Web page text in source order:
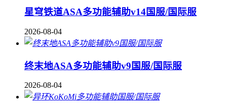
星穹铁道ASA多功能辅助v14国服/国际服
2026-08-04
终末地ASA多功能辅助v9国服/国际服
2026-08-04